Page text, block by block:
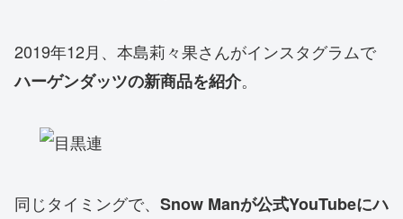
2019年12月、本島莉々果さんがインスタグラムで
ハーゲンダッツの新商品を紹介。
同じタイミングで、 Snow Manが公式YouTubeにハ